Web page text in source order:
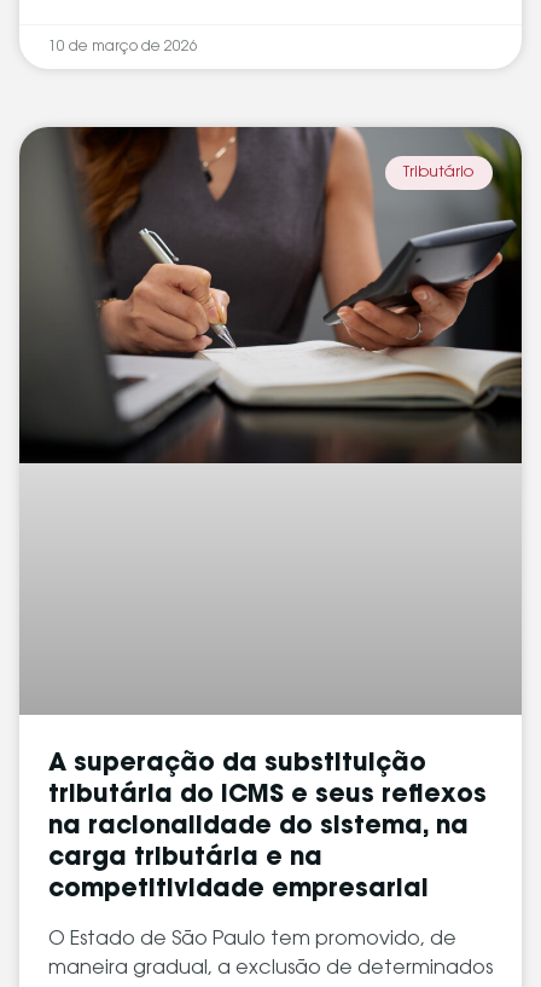
10 de março de 2026
Tributário
A superação da substituição
tributária do ICMS e seus reflexos
na racionalidade do sistema, na
carga tributária e na
competitividade empresarial
O Estado de São Paulo tem promovido, de
maneira gradual, a exclusão de determinados